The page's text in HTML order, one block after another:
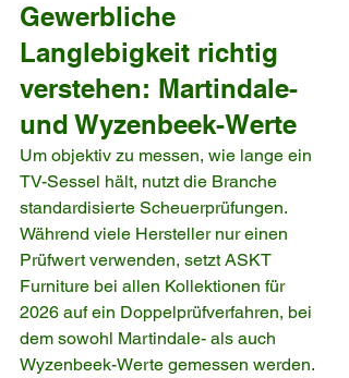
Gewerbliche
Langlebigkeit richtig
verstehen: Martindale-
und Wyzenbeek-Werte
Um objektiv zu messen, wie lange ein
TV-Sessel hält, nutzt die Branche
standardisierte Scheuerprüfungen.
Während viele Hersteller nur einen
Prüfwert verwenden, setzt ASKT
Furniture bei allen Kollektionen für
2026 auf ein Doppelprüfverfahren, bei
dem sowohl Martindale- als auch
Wyzenbeek-Werte gemessen werden.